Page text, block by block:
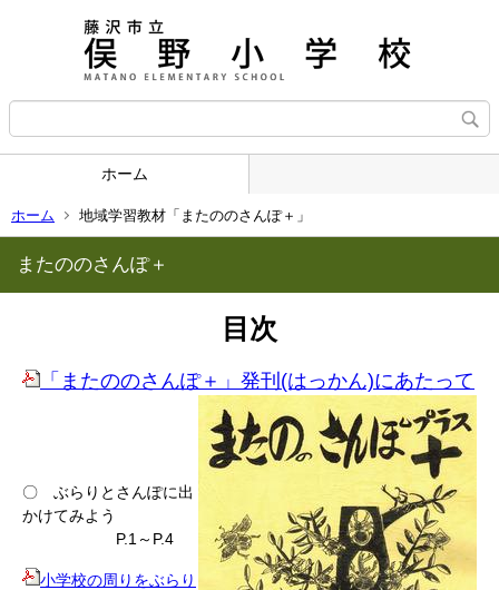
ホーム
ホーム 地域学習教材「またののさんぽ＋」
またののさんぽ＋
目次
「またののさんぽ＋」発刊(はっかん)にあたって
〇 ぶらりとさんぽに出
かけてみよう
P.1～P.4
小学校の周りをぶらり